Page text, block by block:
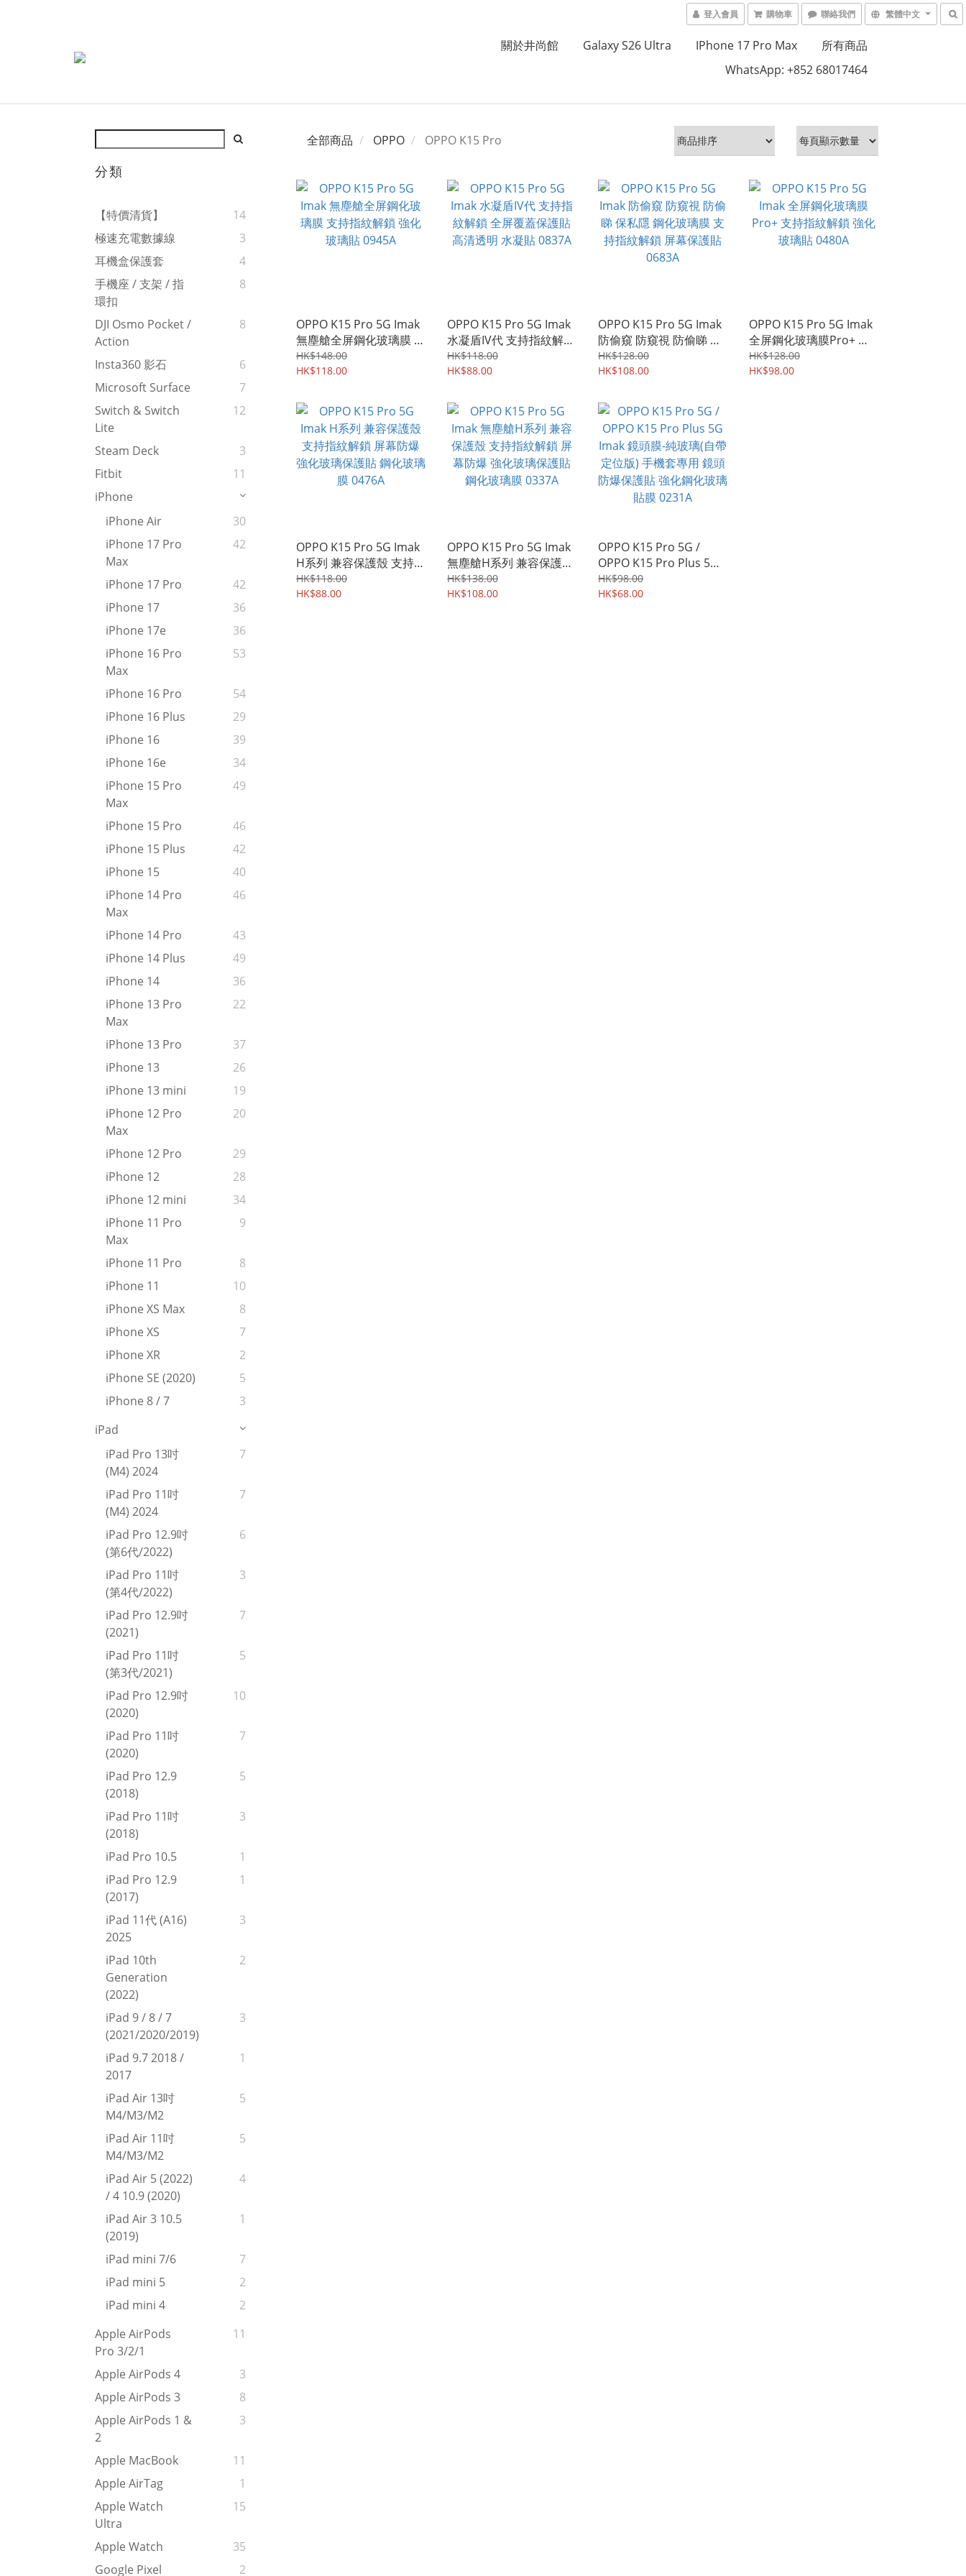
登入會員 購物車 聯絡我們 繁體中文
關於井尚館 Galaxy S26 Ultra IPhone 17 Pro Max
所有商品
WhatsApp: +852 68017464
分類
【特價清貨】
14
極速充電數據線
3
耳機盒保護套
4
手機座 / 支架 / 指
環扣
8
DJI Osmo Pocket /
Action
8
Insta360 影石
6
Microsoft Surface
7
Switch & Switch
Lite
12
Steam Deck
3
Fitbit
11
iPhone
iPhone Air
30
iPhone 17 Pro
Max
42
iPhone 17 Pro
42
iPhone 17
36
iPhone 17e
36
iPhone 16 Pro
Max
53
iPhone 16 Pro
54
iPhone 16 Plus
29
iPhone 16
39
iPhone 16e
34
iPhone 15 Pro
Max
49
iPhone 15 Pro
46
iPhone 15 Plus
42
iPhone 15
40
iPhone 14 Pro
Max
46
iPhone 14 Pro
43
iPhone 14 Plus
49
iPhone 14
36
iPhone 13 Pro
Max
22
iPhone 13 Pro
37
iPhone 13
26
iPhone 13 mini
19
iPhone 12 Pro
Max
20
iPhone 12 Pro
29
iPhone 12
28
iPhone 12 mini
34
iPhone 11 Pro
Max
9
iPhone 11 Pro
8
iPhone 11
10
iPhone XS Max
8
iPhone XS
7
iPhone XR
2
iPhone SE (2020)
5
iPhone 8 / 7
3
iPad
iPad Pro 13吋
(M4) 2024
7
iPad Pro 11吋
(M4) 2024
7
iPad Pro 12.9吋
(第6代/2022)
6
iPad Pro 11吋
(第4代/2022)
3
iPad Pro 12.9吋
(2021)
7
iPad Pro 11吋
(第3代/2021)
5
iPad Pro 12.9吋
(2020)
10
iPad Pro 11吋
(2020)
7
iPad Pro 12.9
(2018)
5
iPad Pro 11吋
(2018)
3
iPad Pro 10.5
1
iPad Pro 12.9
(2017)
1
iPad 11代 (A16)
2025
3
iPad 10th
Generation
(2022)
2
iPad 9 / 8 / 7
(2021/2020/2019)
3
iPad 9.7 2018 /
2017
1
iPad Air 13吋
M4/M3/M2
5
iPad Air 11吋
M4/M3/M2
5
iPad Air 5 (2022)
/ 4 10.9 (2020)
4
iPad Air 3 10.5
(2019)
1
iPad mini 7/6
7
iPad mini 5
2
iPad mini 4
2
Apple AirPods
Pro 3/2/1
11
Apple AirPods 4
3
Apple AirPods 3
8
Apple AirPods 1 &
2
3
Apple MacBook
11
Apple AirTag
1
Apple Watch
Ultra
15
Apple Watch
35
Google Pixel
2
全部商品 OPPO OPPO K15 Pro
OPPO K15 Pro 5G Imak
無塵艙全屏鋼化玻璃膜 支
持指紋解鎖 強化玻璃貼
0945A
HK$148.00
HK$118.00
OPPO K15 Pro 5G Imak
水凝盾IV代 支持指紋解鎖
全屏覆蓋保護貼 高清透明
水凝貼 0837A
HK$118.00
HK$88.00
OPPO K15 Pro 5G Imak
防偷窺 防窺視 防偷睇 保
私隱 鋼化玻璃膜 支持指
紋解鎖 屏幕保護貼
HK$128.00
HK$108.00
OPPO K15 Pro 5G Imak
全屏鋼化玻璃膜Pro+ 支
持指紋解鎖 強化玻璃貼
0480A
HK$128.00
HK$98.00
OPPO K15 Pro 5G Imak
H系列 兼容保護殼 支持指
紋解鎖 屏幕防爆 強化玻
璃保護貼 鋼化玻璃膜
HK$118.00
HK$88.00
OPPO K15 Pro 5G Imak
無塵艙H系列 兼容保護殼
支持指紋解鎖 屏幕防爆
強化玻璃保護貼 鋼化玻璃
HK$138.00
HK$108.00
OPPO K15 Pro 5G /
OPPO K15 Pro Plus 5G
Imak 鏡頭膜-純玻璃(自帶
定位版) 手機套專用 鏡頭
HK$98.00
HK$68.00